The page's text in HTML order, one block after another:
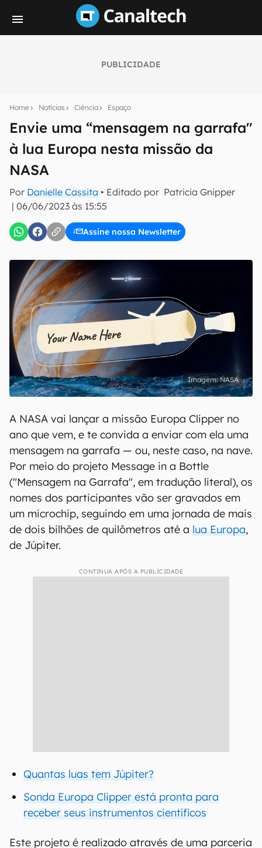
PUBLICIDADE
Home Notícias Ciência Espaço
Envie uma “mensagem na garrafa"
à lua Europa nesta missão da
NASA
Por Danielle Cassita • Editado por Patricia Gnipper
| 06/06/2023 às 15:55
Assine nossa Newsletter
notícias e reviews sobre tecnologia em primeira
mão.
E-mail
inscreva-se
Confirmo que li, aceito e concordo com os Termos de
Uso e Política de Privacidade do Canaltech.
NASA
A NASA vai lançar a missão Europa Clipper no
ano que vem, e te convida a enviar com ela uma
mensagem na garrafa — ou, neste caso, na nave.
Por meio do projeto Message in a Bottle
("Mensagem na Garrafa", em tradução literal), os
nomes dos participantes vão ser gravados em
um microchip, seguindo em uma jornada de mais
de dois bilhões de quilômetros até a lua Europa,
de Júpiter.
CONTINUA APÓS A PUBLICIDADE
Quantas luas tem Júpiter?
Sonda Europa Clipper está pronta para
receber seus instrumentos científicos
Este projeto é realizado através de uma parceria